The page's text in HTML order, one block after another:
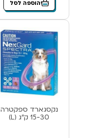
הוספה לסל
נקסגארד ספקטרה
15-30 ק”ג (L)